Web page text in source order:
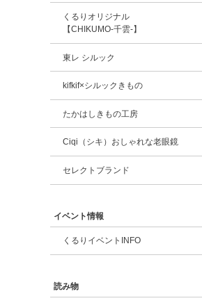
くるりオリジナル
【CHIKUMO-千雲-】
東レ シルック
kifkif×シルックきもの
たかはしきもの工房
Ciqi（シキ）おしゃれな老眼鏡
セレクトブランド
イベント情報
くるりイベントINFO
読み物